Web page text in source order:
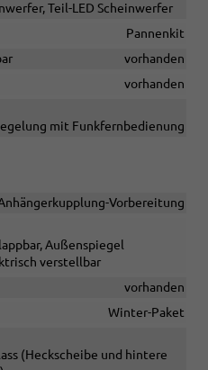
Teil-LED Scheinwerfer
Pannenkit
vorhanden
vorhanden
mit Funkfernbedienung
Vorbereitung
Außenspiegel
verstellbar
vorhanden
Winter-Paket
(Heckscheibe und hintere